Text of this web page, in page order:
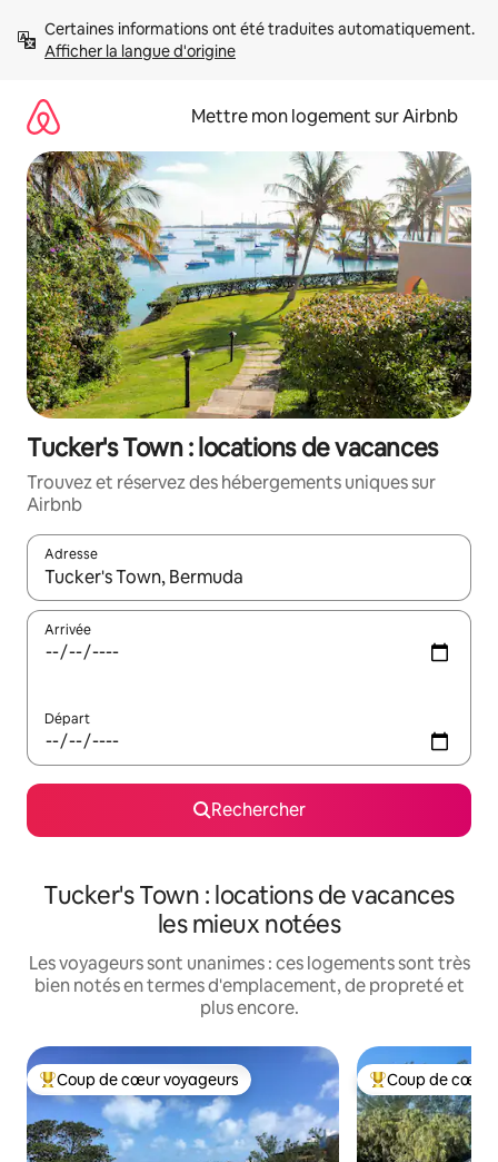
directement
Afficher la langue d'origine
Mettre mon logement sur Airbnb
Tucker's Town : locations de vacances
Trouvez et réservez des hébergements uniques sur
Airbnb
Adresse
Lorsque les résultats s'affichent, utilisez les flèches vers le
Arrivée
Départ
Rechercher
Tucker's Town : locations de vacances
les mieux notées
Les voyageurs sont unanimes : ces logements sont très
bien notés en termes d'emplacement, de propreté et
plus encore.
Coups de cœur voyageurs les plus appréciés
Coup de cœur voyageurs Coups de cœur
Coup de cœur